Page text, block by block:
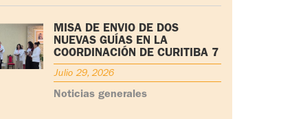
MISA DE ENVÍO DE DOS
NUEVAS GUÍAS EN LA
COORDINACIÓN DE CURITIBA 7
Julio 29, 2026
Noticias generales